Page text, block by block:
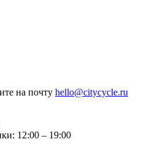
на почту hello@citycycle.ru
12:00 – 19:00